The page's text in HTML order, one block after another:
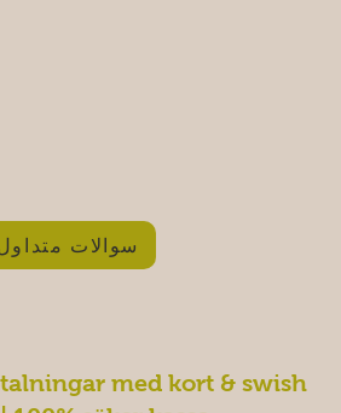
سوالات
med kort & swish